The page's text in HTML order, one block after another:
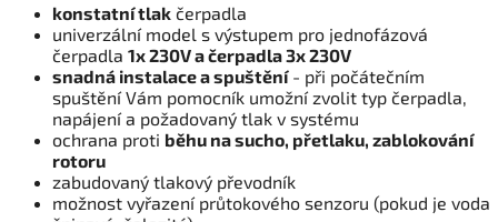
konstatní tlak čerpadla
univerzální model s výstupem pro jednofázová
čerpadla 1x 230V a čerpadla 3x 230V
snadná instalace a spuštění- při počátečním
spuštění Vám pomocník umožní zvolit typ čerpadla,
napájení a požadovaný tlak v systému
ochrana proti běhu na sucho, přetlaku, zablokování
rotoru
zabudovaný tlakový převodník
možnost vyřazení průtokového senzoru (pokud je voda